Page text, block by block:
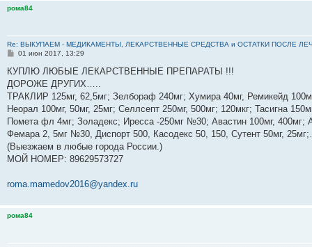
рома84
Re: ВЫКУПАЕМ - МЕДИКАМЕНТЫ, ЛЕКАРСТВЕННЫЕ СРЕДСТВА и ОСТАТКИ ПОСЛЕ
С
о
щ
е
и
е
01 июн 2017, 13:29
КУПЛЮ ЛЮБЫЕ ЛЕКАРСТВЕННЫЕ ПРЕПАРАТЫ !!!
ДОРОЖЕ ДРУГИХ…..
ТРАКЛИР 125мг, 62,5мг; Зелбораф 240мг; Хумира 40мг, Ремикейд
Неорал 100мг, 50мг, 25мг; Селлсепт 250мг, 500мг; 120мкг; Тасигна
Помета фл 4мг; Золадекс; Иресса -250мг №30; Авастин 100мг, 400мг;
Фемара 2, 5мг №30, Диспорт 500, Касодекс 50, 150, Сутент 50мг,
(Выезжаем в любые города России.)
МОЙ НОМЕР: 89629573727
roma.mamedov2016@yandex.ru
рома84